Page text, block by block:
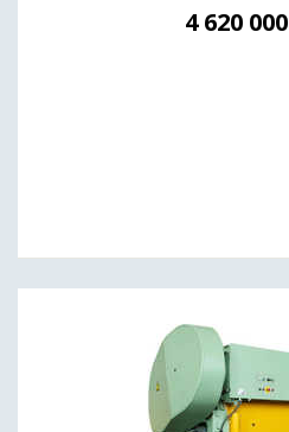
4 620 000